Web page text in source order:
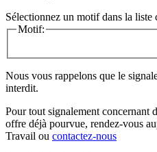
Sélectionnez un motif dans la liste
Motif:
Nous vous rappelons que le
interdit.
Pour tout signalement concernant
offre déjà pourvue, rendez-vous
Travail ou contactez-nous